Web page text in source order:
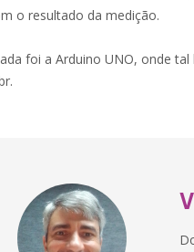
o resultado da medição.
foi a Arduino UNO, onde